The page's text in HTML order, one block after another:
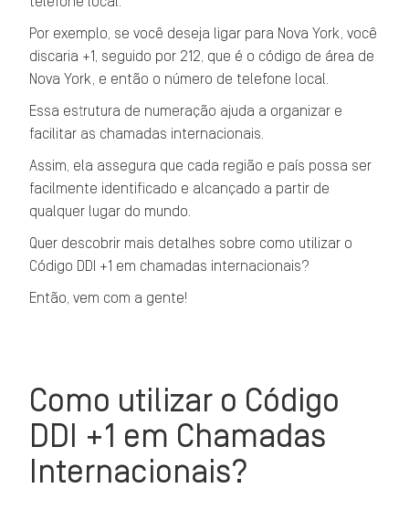
Por exemplo, se você deseja ligar para Nova York, você
discaria +1, seguido por 212, que é o código de área de
Nova York, e então o número de telefone local.
Essa estrutura de numeração ajuda a organizar e
facilitar as chamadas internacionais.
Assim, ela assegura que cada região e país possa ser
facilmente identificado e alcançado a partir de
qualquer lugar do mundo.
Quer descobrir mais detalhes sobre como utilizar o
Código DDI +1 em chamadas internacionais?
Então, vem com a gente!
Como utilizar o Código
DDI +1 em Chamadas
Internacionais?